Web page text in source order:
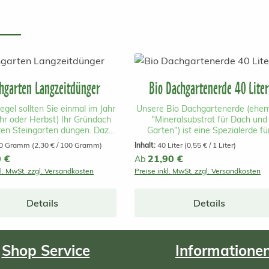
Langzeitdünger
sollten Sie einmal im Jahr
oder Herbst) Ihr Gründach
Steingarten düngen. Dazu
Sie ausschließlich eine
aus organischem und
Langzeitdünger (4 - 9
längere Düngewirkung je
Fläche ausstreuen. Nehmen
Grünfläche. Unser
organisch-mineralischer
Er wirkt sofort
Gramm (2,30 € / 100 Gramm)
Preis:
€
MwSt. zzgl. Versandkosten
Details
Bio Dachgartenerde 40 Liter
Unsere Bio Dachgartenerde
"Mineralsubstrat für Dach und
Garten") ist eine Spezialerde
extensive und einfach intensive,
Dachbegrünungen (ab 15cm
Substrathöhe) und als 30-50%
Beimischung mit Spezial
(bis ca. 12cm Substrathöhe) Der
schafft optimale Bedingungen
und andere Pflanzen mit
Wuchs, die den extremen
Inhalt: 40 Liter (0,55 € / 1 Liter)
Regulärer Preis:
Ab 21,90 €
Preise inkl. MwSt. zzgl. Versandkosten
Details
Shop Service